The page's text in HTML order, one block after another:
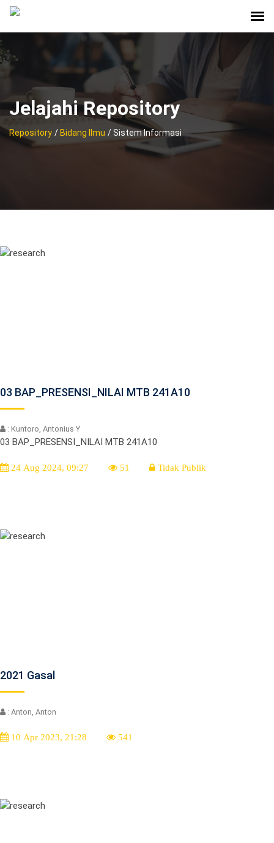
Jelajahi Repository
Repository / Bidang Ilmu / Sistem Informasi
03 BAP_PRESENSI_NILAI MTB 241A10
: Kuntoro, Antonius Y
03 BAP_PRESENSI_NILAI MTB 241A10
24 Aug 2024, 09:27 51 Tidak Publik
2021 Gasal
: Anton, Anton
10 Apr 2023, 21:28 541